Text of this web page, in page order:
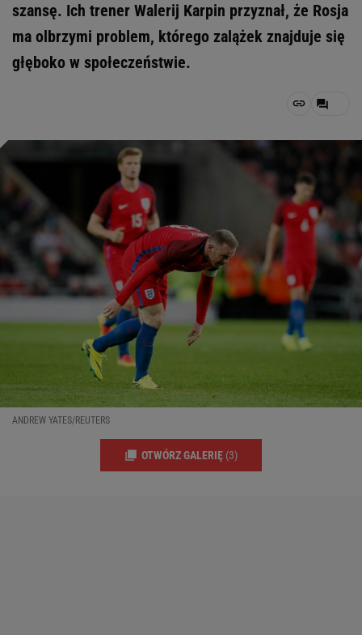
szansę. Ich trener Walerij Karpin przyznał, że Rosja
ma olbrzymi problem, którego zalążek znajduje się
głęboko w społeczeństwie.
ANDREW YATES/REUTERS
OTWÓRZ GALERIĘ (3)